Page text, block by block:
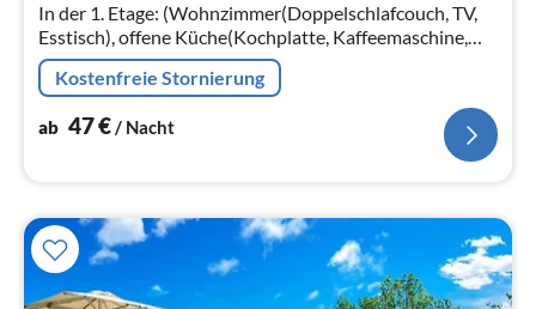
In der 1. Etage: (Wohnzimmer(Doppelschlafcouch, TV,
Esstisch), offene Küche(Kochplatte, Kaffeemaschine,
Backofen, Kühl-/Gefrierkombination),
Schlafzimmer(Doppelbett)
Kostenfreie Stornierung
ab 47€/ Nacht